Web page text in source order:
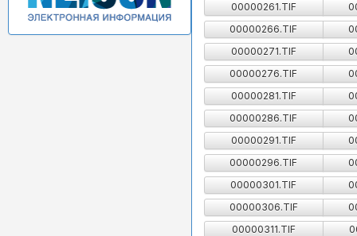
00000261.TIF
00000266.TIF
00000271.TIF
00000276.TIF
00000281.TIF
00000286.TIF
00000291.TIF
00000296.TIF
00000301.TIF
00000306.TIF
00000311.TIF